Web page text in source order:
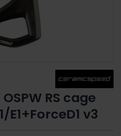
RS cage
E1+ForceD1 v3